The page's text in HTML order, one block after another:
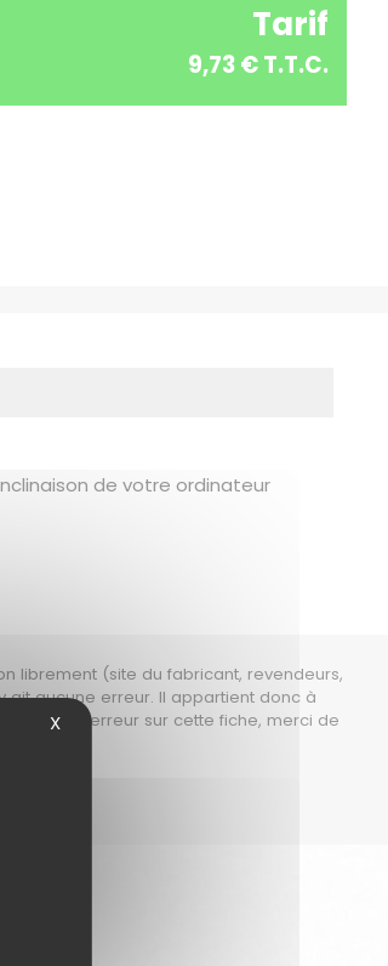
Tarif
9,73 € T.T.C.
de votre ordinateur
librement (site du fabricant, revendeurs,
ait aucune erreur. Il appartient donc à
une erreur sur cette fiche, merci de
X